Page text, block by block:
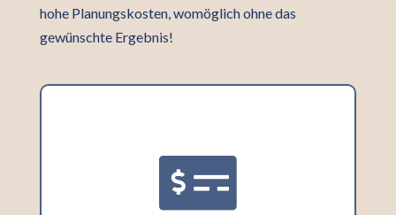
hohe Planungskosten, womöglich ohne das
gewünschte Ergebnis!
